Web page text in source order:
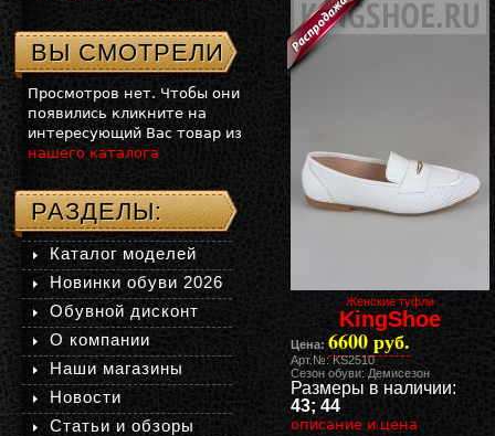
Женские туфли
KingShoe
Цена: 6600 руб.
Арт.№: KS2510
Сезон обуви: Демисезон
Размеры в наличии:
43; 44
описание и цена
ВЫ СМОТРЕЛИ
Просмотров нет. Чтобы они
появились кликните на
интересующий Вас товар из
нашего каталога
РАЗДЕЛЫ:
Каталог моделей
Новинки обуви 2026
Обувной дисконт
О компании
Наши магазины
Новости
Статьи и обзоры